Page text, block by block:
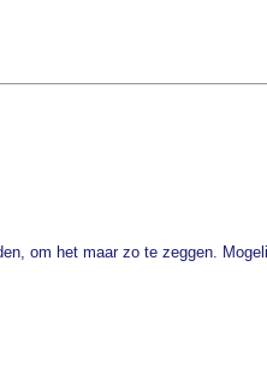
om het maar zo te zeggen.